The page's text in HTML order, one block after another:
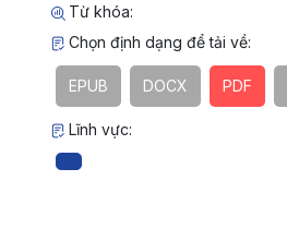
Từ khóa:
Chọn định dạng để tải về:
EPUB DOCX PDF
Lĩnh vực: